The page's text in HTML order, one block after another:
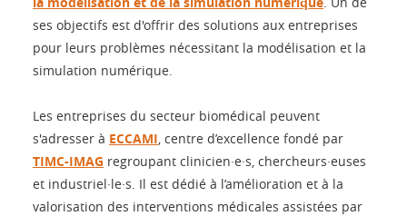
ses objectifs est d'offrir des solutions aux entreprises
pour leurs problèmes nécessitant la modélisation et la
simulation numérique.
Les entreprises du secteur biomédical peuvent
s'adresser à ECCAMI , centre d’excellence fondé par
TIMC-IMAG regroupant clinicien·e·s, chercheurs·euses
et industriel·le·s. Il est dédié à l’amélioration et à la
valorisation des interventions médicales assistées par